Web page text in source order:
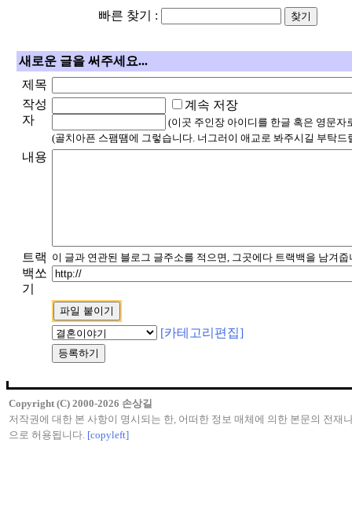
빠른 찾기 :
새로운 글을 써주세요...
제목
작성
자
계속 저장
(이곳 주인장 아이디를 한글 혹은 영문
(골치아픈 스팸땜에 그렇습니다. 너그러이 애교로 봐주시길 부탁드
내용
트랙
백쏘
기
이 글과 연관된 블로그 글주소를 적으면, 그곳에다 트랙백을 남겨
[카테고리편집]
Copyright (C) 2000-2026 손상길
저작권에 대한 본 사항이 명시되는 한, 어떠한 정보 매체에 의한 본문의 전재
으로 허용됩니다. [copyleft]